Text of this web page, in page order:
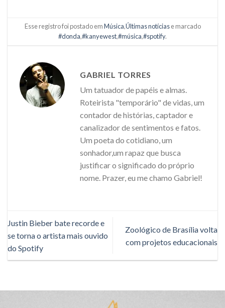
Esse registro foi postado emMúsica,Últimas notíciase marcado
#donda,#kanyewest,#música,#spotify.
GABRIEL TORRES
Um tatuador de papéis e almas.
Roteirista "temporário" de vidas, um
contador de histórias, captador e
canalizador de sentimentos e fatos.
Um poeta do cotidiano, um
sonhador,um rapaz que busca
justificar o significado do próprio
nome. Prazer, eu me chamo Gabriel!
Justin Bieber bate recorde e
se torna o artista mais ouvido
do Spotify
Zoológico de Brasília volta
com projetos educacionais